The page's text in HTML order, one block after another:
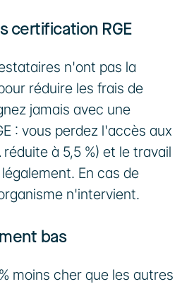
certification RGE
n'ont pas la
réduire les frais de
jamais avec une
: vous perdez l'accès aux
à 5,5 %) et le travail
En cas de
n'intervient.
bas
moins cher que les autres